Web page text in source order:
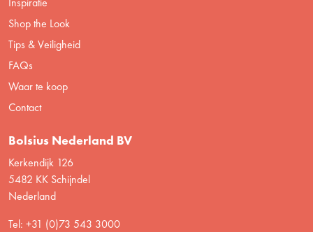
Shop the Look
Tips & Veiligheid
FAQs
Waar te koop
Contact
Bolsius Nederland BV
Kerkendijk 126
5482 KK Schijndel
Nederland
Tel: +31 (0)73 543 3000